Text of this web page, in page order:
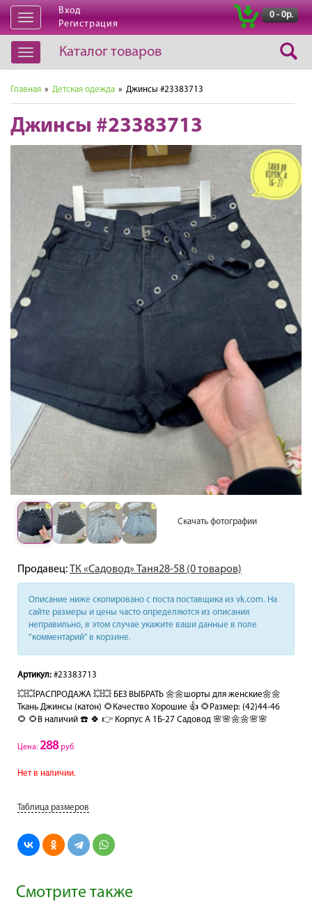
Открыть
навигацию
Вход
Регистрация
0 - 0р.
Открыть
навигацию
Каталог товаров
Главная » Детская одежда » Джинсы #23383713
Джинсы #23383713
Скачать фотографии
Продавец:ТК «Садовод» Таня28-58 (0 товаров)
Описание ниже скопировано с поста поставщика из vk.com. На
сайте размеры и цены часто определяются из описания
неправильно, в этом случае укажите ваши данные в поле
“комментарий” в корзине.
Артикул: #23383713
💥💥РАСПРОДАЖА 💥💥 БЕЗ ВЫБРАТЬ 🌼🌼шорты для женские🌼🌼
Ткань Джинсы (катон) 🌻Качество Хорошие 👍 🌻Размер: (42)44-46
🌻 🌻В наличий ☎️ 🍀 👉 Корпус А 1Б-27 Садовод 🌸🌸🌼🌼🌸🌸
Цена: 288руб
Нет в наличии.
Таблица размеров
Смотрите также